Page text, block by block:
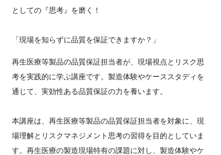
ニュース・掲示板
特別会員
施設・アクセス
イベントお知らせメール登録
としての『思考』を磨く！
「現場を知らずに品質を保証できますか？」
再生医療等製品の品質保証担当者が、現場視点とリスク思
考を実践的に学ぶ講座です。製造体験やケーススタディを
通じて、実効性ある品質保証の力を養います。
本講座は、再生医療等製品の品質保証担当者を対象に、現
場理解とリスクマネジメント思考の習得を目的としていま
す。再生医療の製造現場特有の課題に対し、製造体験やケ